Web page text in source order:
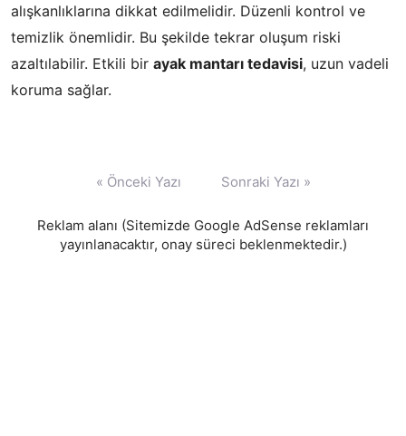
alışkanlıklarına dikkat edilmelidir. Düzenli kontrol ve
temizlik önemlidir. Bu şekilde tekrar oluşum riski
azaltılabilir. Etkili bir ayak mantarı tedavisi, uzun vadeli
koruma sağlar.
« Önceki Yazı Sonraki Yazı »
Reklam alanı (Sitemizde Google AdSense reklamları
yayınlanacaktır, onay süreci beklenmektedir.)